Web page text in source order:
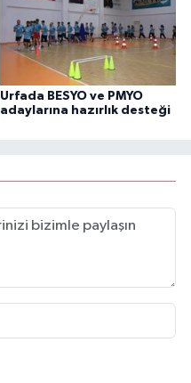
Urfada BESYO ve PMYO
adaylarına hazırlık desteği